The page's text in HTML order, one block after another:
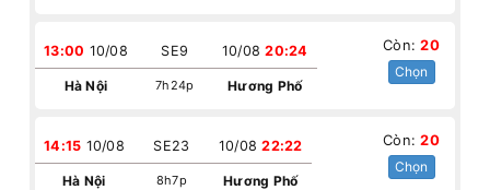
13:00 10/08
Hà Nội
SE9
7h24p
10/0820:24
Hương Phố
Còn:20
Chọn
14:15 10/08
Hà Nội
SE23
8h7p
10/0822:22
Hương Phố
Còn:20
Chọn